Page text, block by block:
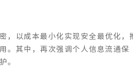
，以成本最小化实现安全最优化，
。其中，再次强调个人信息流通保
。